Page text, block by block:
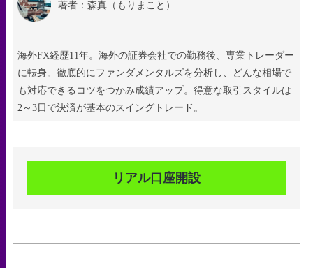
著者：森真（もりまこと）
海外FX経歴11年。海外の証券会社での勤務後、専業トレーダー
に転身。徹底的にファンダメンタルズを分析し、どんな相場で
も対応できるコツをつかみ成績アップ。得意な取引スタイルは
2～3日で決済が基本のスイングトレード。
リアル口座開設